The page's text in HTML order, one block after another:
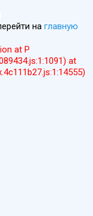
на главную
at P
at